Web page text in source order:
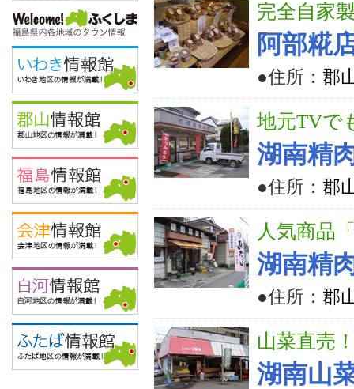
完全自家
阿部糀
●住所： 郡
地元TVで
湖南精
●住所： 郡
人気商品
湖南精
●住所： 郡
山菜直売
湖南山